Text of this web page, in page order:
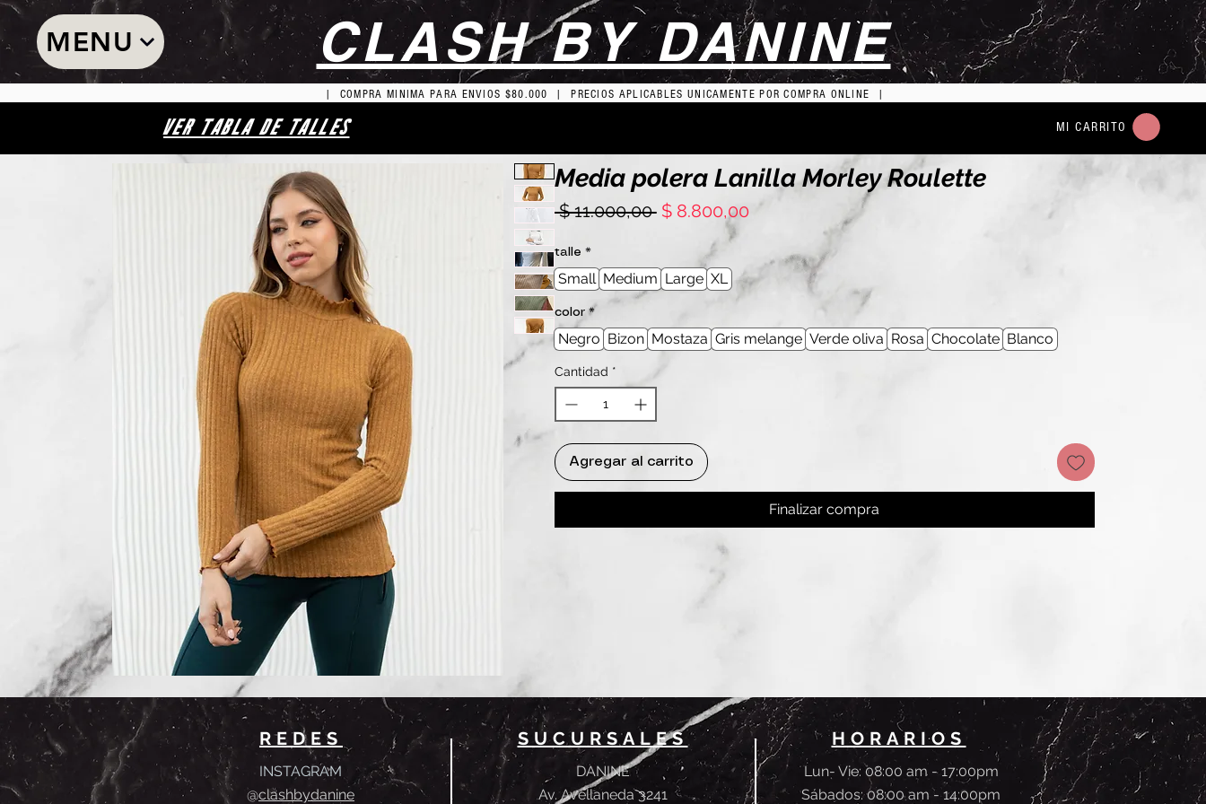
MENU CLASH BY DANINE
| COMPRA MINIMA PARA ENVIOS $80.000 | PRECIOS APLICABLES UNICAMENTE POR COMPRA ONLINE |
VER TABLA DE TALLES MI CARRITO
Media polera Lanilla Morley Roulette
$ 11.000,00 Precio
$ 8.800,00Precio
oferta
talle *
Small Medium Large XL
color *
Negro Bizon Mostaza Gris melange Verde oliva Rosa Chocolate Blanco
Cantidad *
Agregar al carrito
Finalizar compra
REDES SUCURSALES HORARIOS
INSTAGRAM
@clashbydanine
Lun- Vie: 08:00 am - 17:00pm
Sábados: 08:00 am - 14:00pm
DANINE
Av. Avellaneda 3241